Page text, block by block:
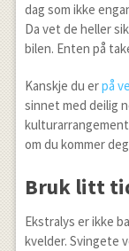
dag som ikke
Da vet de heller
bilen. Enten på
Kanskje du erpå
sinnet med deilig
om du kommer
Bruk litt
Ekstralys er ikke
kvelder. Svingete